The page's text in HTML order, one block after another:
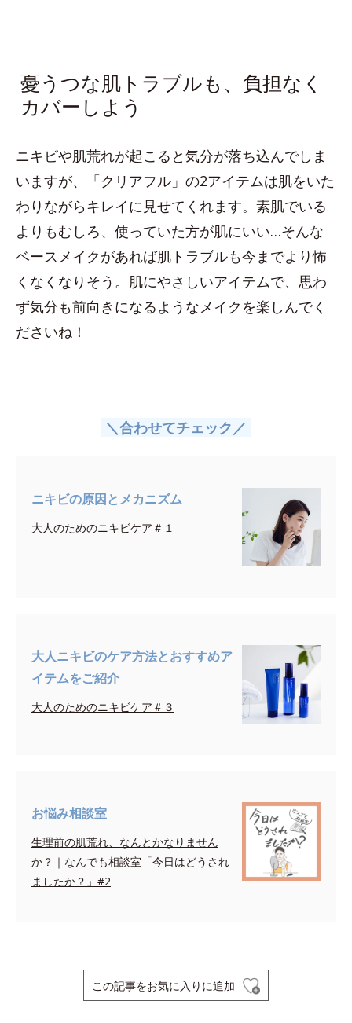
憂うつな肌トラブルも、負担なく
カバーしよう
ニキビや肌荒れが起こると気分が落ち込んでしま
いますが、「クリアフル」の2アイテムは肌をいた
わりながらキレイに見せてくれます。素肌でいる
よりもむしろ、使っていた方が肌にいい…そんな
ベースメイクがあれば肌トラブルも今までより怖
くなくなりそう。肌にやさしいアイテムで、思わ
ず気分も前向きになるようなメイクを楽しんでく
ださいね！
＼合わせてチェック／
ニキビの原因とメカニズム
大人のためのニキビケア＃１
大人ニキビのケア方法とおすすめア
イテムをご紹介
大人のためのニキビケア＃３
お悩み相談室
生理前の肌荒れ、なんとかなりません
か？｜なんでも相談室「今日はどうされ
ましたか？」#2
この記事をお気に入りに追加